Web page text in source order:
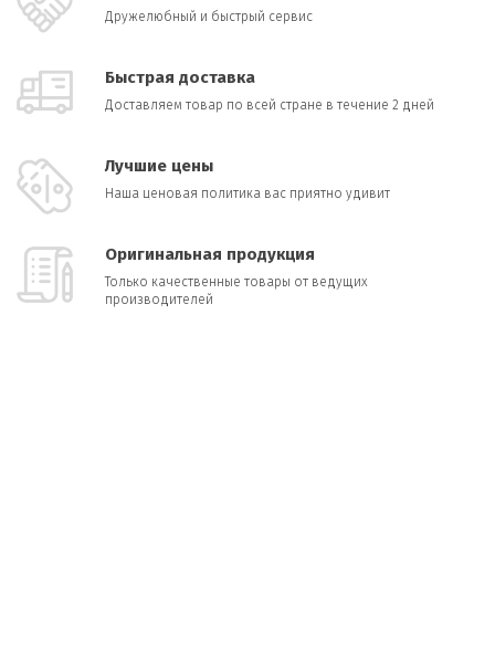
Дружелюбный и быстрый сервис
Быстрая доставка
Доставляем товар по всей стране в течение 2 дней
Лучшие цены
Наша ценовая политика вас приятно удивит
Оригинальная продукция
Только качественные товары от ведущих
производителей